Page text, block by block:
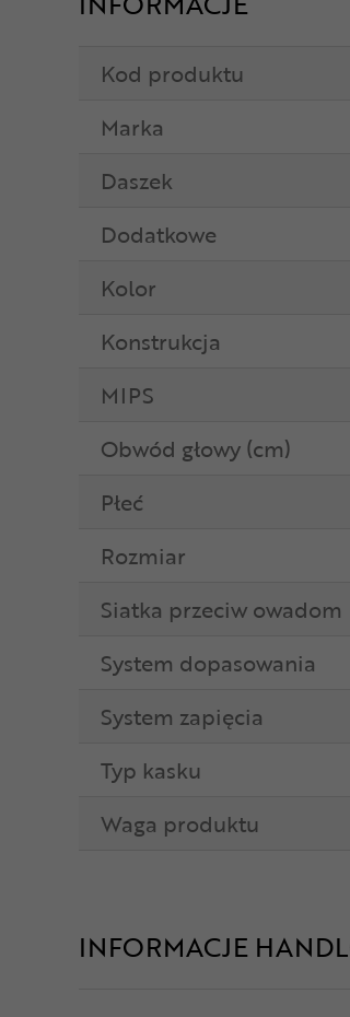
Kod produktu
Marka
Daszek
Dodatkowe
Kolor
Konstrukcja
MIPS
Obwód głowy (cm)
Płeć
Rozmiar
Siatka przeciw owadom
System dopasowania
System zapięcia
Typ kasku
Waga produktu
INFORMACJE